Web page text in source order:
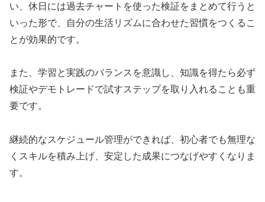
い、休日には過去チャートを使った検証をまとめて行うと
いった形で、自分の生活リズムに合わせた習慣をつくるこ
とが効果的です。
また、学習と実践のバランスを意識し、知識を得たら必ず
検証やデモトレードで試すステップを取り入れることも重
要です。
継続的なスケジュール管理ができれば、初心者でも無理な
くスキルを積み上げ、安定した成果につなげやすくなりま
す。